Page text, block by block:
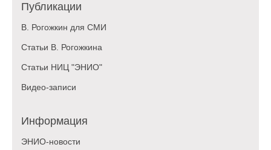
Публикации
В. Рогожкин для СМИ
Статьи В. Рогожкина
Статьи НИЦ "ЭНИО"
Видео-записи
Информация
ЭНИО-новости